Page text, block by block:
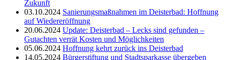
Zukunft
03.10.2024 Sanierungsmaßnahmen im Deisterbad: Hoffnung
auf Wiedereröffnung
20.06.2024 Update: Deisterbad – Lecks sind gefunden –
Gutachten verrät Kosten und Möglichkeiten
05.06.2024 Hoffnung kehrt zurück ins Deisterbad
14.05.2024 Bürgerstiftung und Stadtsparkasse übergeben